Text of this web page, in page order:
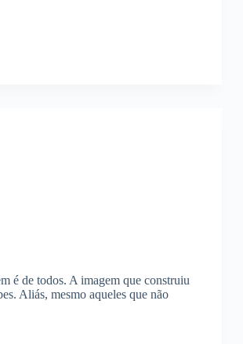
é de todos. A imagem que construiu
Aliás, mesmo aqueles que não